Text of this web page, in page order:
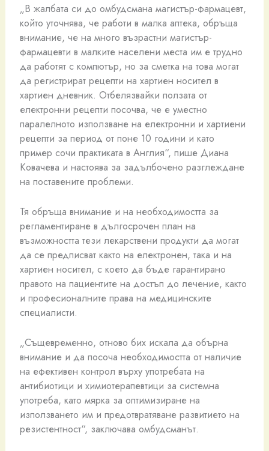
„В жалбата си до омбудсмана магистър-фармацевт,
който уточнява, че работи в малка аптека, обръща
внимание, че на много възрастни магистър-
фармацевти в малките населени места им е трудно
да работят с компютър, но за сметка на това могат
да регистрират рецепти на хартиен носител в
хартиен дневник. Отбелязвайки ползата от
електронни рецепти посочва, че е уместно
паралелното използване на електронни и хартиени
рецепти за период от поне 10 години и като
пример сочи практиката в Англия“, пише Диана
Ковачева и настоява за задълбочено разглеждане
на поставените проблеми.
Тя обръща внимание и на необходимостта за
регламентиране в дългосрочен план на
възможността тези лекарствени продукти да могат
да се предписват както на електронен, така и на
хартиен носител, с което да бъде гарантирано
правото на пациентите на достъп до лечение, както
и професионалните права на медицинските
специалисти.
„Същевременно, отново бих искала да обърна
внимание и да посоча необходимостта от наличие
на ефективен контрол върху употребата на
антибиотици и химиотерапевтици за системна
употреба, като мярка за оптимизиране на
използването им и предотвратяване развитието на
резистентност“, заключава омбудсманът.